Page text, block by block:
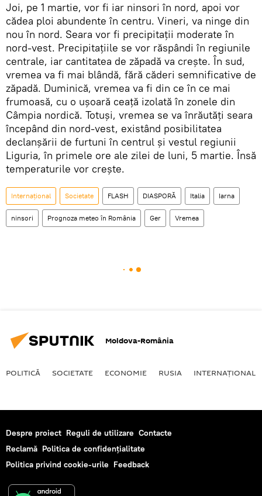
Joi, pe 1 martie, vor fi iar ninsori în nord, apoi vor
cădea ploi abundente în centru. Vineri, va ninge din
nou în nord. Seara vor fi precipitaţii moderate în
nord-vest. Precipitațiile se vor răspândi în regiunile
centrale, iar cantitatea de zăpadă va creşte. În sud,
vremea va fi mai blândă, fără căderi semnificative de
zăpadă. Duminică, vremea va fi din ce în ce mai
frumoasă, cu o uşoară ceaţă izolată în zonele din
Câmpia nordică. Totuşi, vremea se va înrăutăți seara
începând din nord-vest, existând posibilitatea
declanşării de furtuni în centrul şi vestul regiunii
Liguria, în primele ore ale zilei de luni, 5 martie. Însă
temperaturile vor creşte.
Internaţional Societate FLASH DIASPORĂ Italia Iarna
ninsori Prognoza meteo în România Ger Vremea
Moldova-România
POLITICĂ SOCIETATE ECONOMIE RUSIA INTERNAŢIONAL
Despre proiect Reguli de utilizare Contacte
Reclamă Politica de confidențialitate
Politica privind cookie-urile Feedback